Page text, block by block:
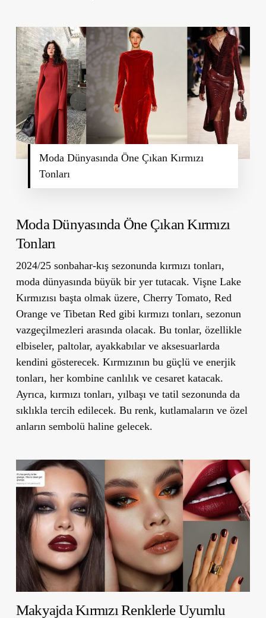
Moda Dünyasında Öne Çıkan Kırmızı
Tonları
Moda Dünyasında Öne Çıkan Kırmızı
Tonları
2024/25 sonbahar-kış sezonunda kırmızı tonları,
moda dünyasında büyük bir yer tutacak. Vişne Lake
Kırmızısıbaşta olmak üzere, Cherry Tomato, Red
Orangeve Tibetan Redgibi kırmızı tonları, sezonun
vazgeçilmezleri arasında olacak. Bu tonlar, özellikle
elbiseler, paltolar, ayakkabılar ve aksesuarlarda
kendini gösterecek. Kırmızının bu güçlü ve enerjik
tonları, her kombine canlılık ve cesaret katacak.
Ayrıca, kırmızı tonları, yılbaşı ve tatil sezonunda da
sıklıkla tercih edilecek. Bu renk, kutlamaların ve özel
anların sembolü haline gelecek.
Makyajda Kırmızı Renklerle Uyumlu